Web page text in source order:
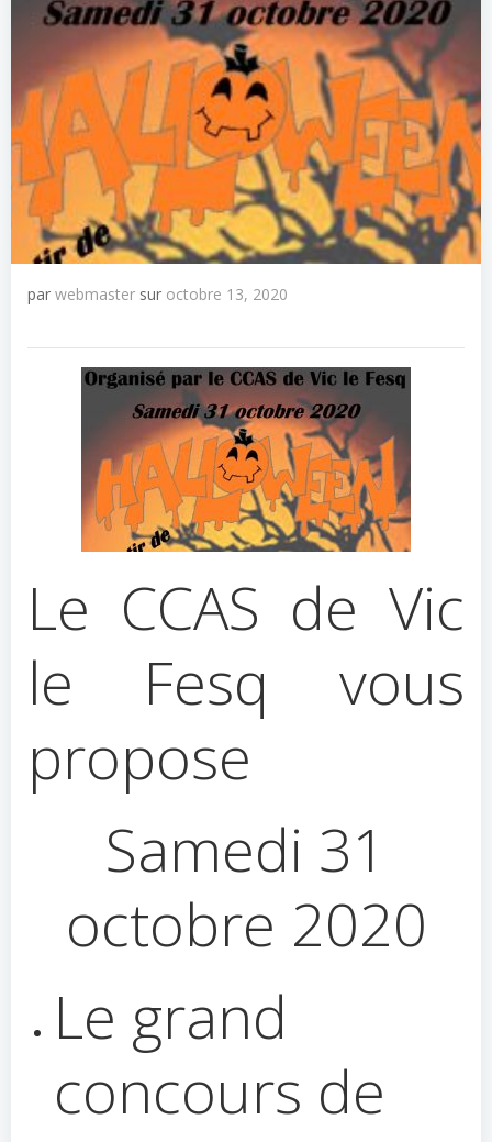
par webmaster sur octobre 13, 2020
Le CCAS de Vic
le Fesq vous
propose
Samedi 31
octobre 2020
Le grand
concours de